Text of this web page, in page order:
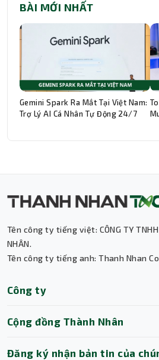
BÀI MỚI NHẤT
Gemini Spark Ra Mắt Tại Việt Nam:
Trợ Lý AI Cá Nhân Tự Động 24/7
Tên công ty tiếng việt: CÔNG TY TNHH
NHÂN.
Tên công ty tiếng anh: Thanh Nhan
Công ty
Cộng đồng Thành Nhân
Đăng ký nhận bản tin của